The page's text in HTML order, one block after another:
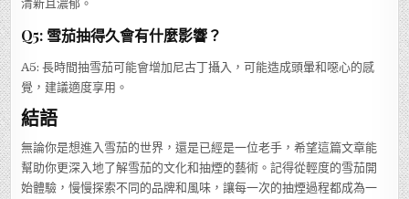
清新且濃郁。
Q5: 雪茄抽得久會有什麼影響？
A5: 長時間抽雪茄可能會增加尼古丁攝入，可能造成頭暈和噁心的感
覺，建議適度享用。
結語
無論你是想進入雪茄的世界，還是已經是一位老手，希望這篇文章能
幫助你更深入地了解雪茄的文化和抽煙的藝術。記得從輕度的雪茄開
始體驗，慢慢探索不同的品牌和風味，讓每一次的抽煙過程都成為一